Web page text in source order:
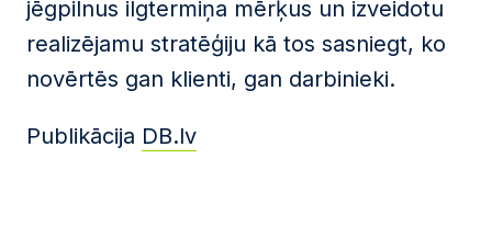
jēgpilnus ilgtermiņa mērķus un izveidotu
realizējamu stratēģiju kā tos sasniegt, ko
novērtēs gan klienti, gan darbinieki.
Publikācija DB.lv